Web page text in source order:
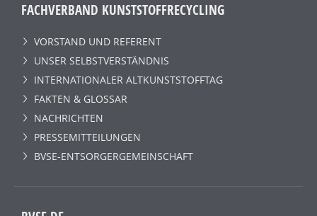
FACHVERBAND KUNSTSTOFFRECYCLING
VORSTAND UND REFERENT
UNSER SELBSTVERSTÄNDNIS
INTERNATIONALER ALTKUNSTSTOFFTAG
FAKTEN & GLOSSAR
NACHRICHTEN
PRESSEMITTEILUNGEN
BVSE-ENTSORGERGEMEINSCHAFT